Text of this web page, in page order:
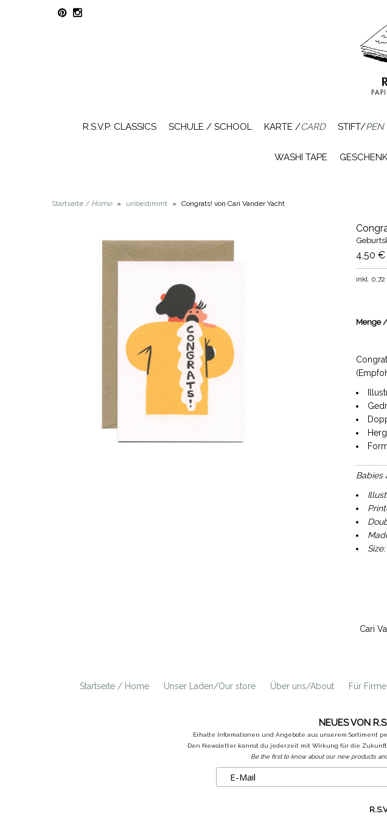
R.S.V.P. CLASSICS SCHULE / SCHOOL KARTE /CARD STIFT/PEN
WASHI TAPE
Startseite / Home » unbestimmt » Congrats! von Cari Vander Yacht
4,50 €
inkl.
Menge
Babies
Cari
Startseite / Home Unser Laden/Our store Über uns/About Für
NEUES VON
Erhalte Informationen und Angebote aus unserem Sortiment
Den Newsletter kannst du jederzeit mit Wirkung für die Zukunft
Be the first to know about our new products